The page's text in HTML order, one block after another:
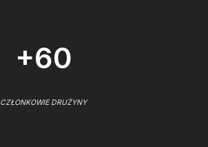
+60
CZŁONKOWIE DRUŻYNY